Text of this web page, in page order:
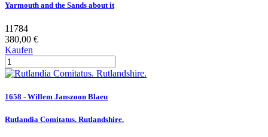
Yarmouth and the Sands about it
11784
380,00 €
Kaufen
1658 - Willem Janszoon Blaeu
Rutlandia Comitatus. Rutlandshire.